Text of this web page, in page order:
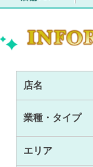
店名
業種・タイプ
エリア